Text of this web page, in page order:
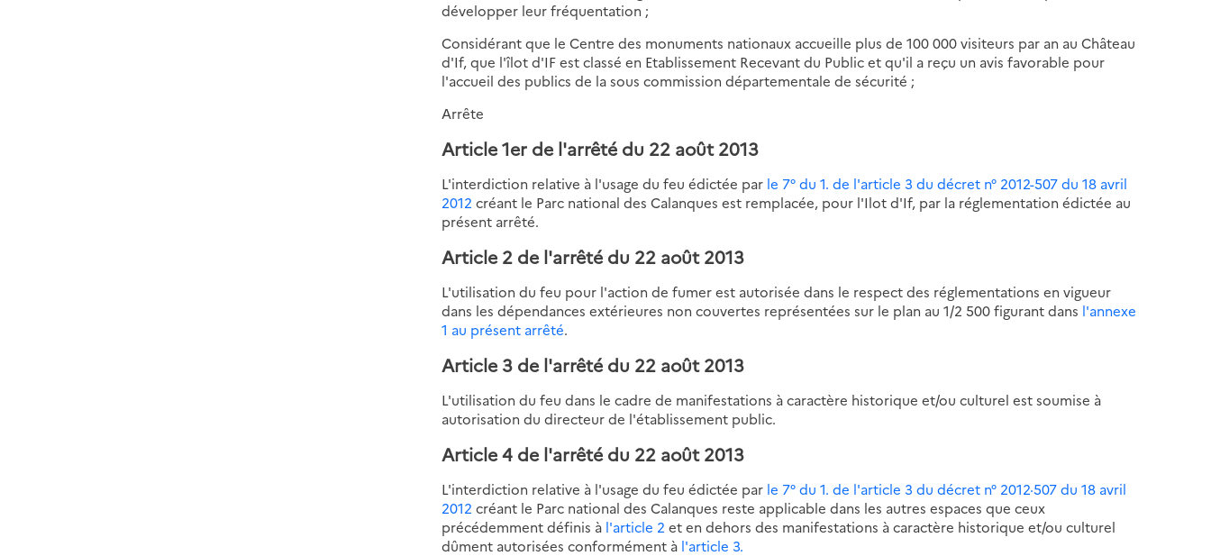
développer leur fréquentation ;
Considérant que le Centre des monuments nationaux accueille plus de 100 000 visiteurs par an au Château
d'If, que l'îlot d'IF est classé en Etablissement Recevant du Public et qu'il a reçu un avis favorable pour
l'accueil des publics de la sous commission départementale de sécurité ;
Arrête
Article 1er de l'arrêté du 22 août 2013
L'interdiction relative à l'usage du feu édictée par le 7° du 1. de l'article 3 du décret n° 2012-507 du 18 avril
2012 créant le Parc national des Calanques est remplacée, pour l'Ilot d'If, par la réglementation édictée au
présent arrêté.
Article 2 de l'arrêté du 22 août 2013
L'utilisation du feu pour l'action de fumer est autorisée dans le respect des réglementations en vigueur
dans les dépendances extérieures non couvertes représentées sur le plan au 1/2 500 figurant dans l'annexe
1 au présent arrêté.
Article 3 de l'arrêté du 22 août 2013
L'utilisation du feu dans le cadre de manifestations à caractère historique et/ou culturel est soumise à
autorisation du directeur de l'établissement public.
Article 4 de l'arrêté du 22 août 2013
L'interdiction relative à l'usage du feu édictée par le 7° du 1. de l'article 3 du décret n° 2012·507 du 18 avril
2012 créant le Parc national des Calanques reste applicable dans les autres espaces que ceux
précédemment définis à l'article 2 et en dehors des manifestations à caractère historique et/ou culturel
dûment autorisées conformément à l'article 3.